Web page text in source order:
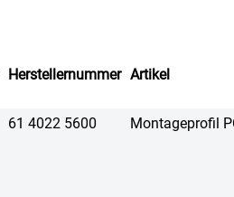
Herstellernummer Artikel
61 4022 5600 Montageprofil